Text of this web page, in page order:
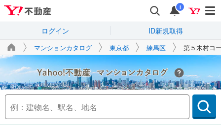
i
ログイン ID新規取得
マンションカタログ 東京都 練馬区 第５木村コ
Yahoo!不動産